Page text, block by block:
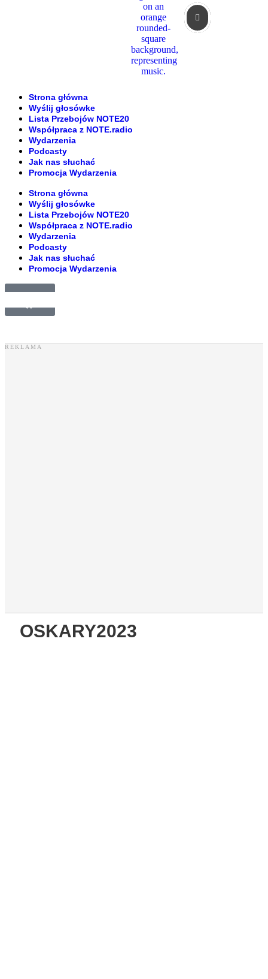
Strona główna
Wyślij głosówke
Lista Przebojów NOTE20
Współpraca z NOTE.radio
Wydarzenia
Podcasty
Jak nas słuchać
Promocja Wydarzenia
Strona główna
Wyślij głosówke
Lista Przebojów NOTE20
Współpraca z NOTE.radio
Wydarzenia
Podcasty
Jak nas słuchać
Promocja Wydarzenia
£0.00
OSKARY2023